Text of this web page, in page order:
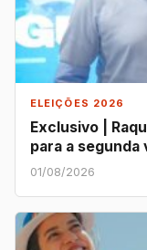
ELEIÇÕES 2026
Exclusivo |
para a segunda
01/08/2026